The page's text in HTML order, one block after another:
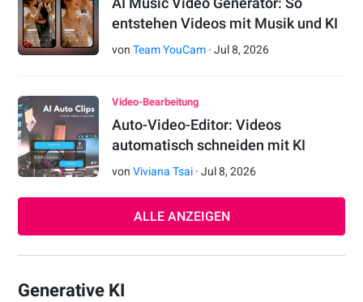
entstehen Videos mit Musik und KI
vonTeam YouCam ·Jul 8,2026
Video-Bearbeitung
Auto-Video-Editor: Videos
automatisch schneiden mit KI
vonViviana Tsai ·Jul 8,2026
ALLE ANZEIGEN
Generative KI